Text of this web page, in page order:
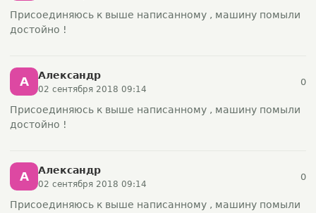
Присоединяюсь к выше написанному , машину помыли
достойно !
А Александр
02 сентября 2018 09:14
0
Присоединяюсь к выше написанному , машину помыли
достойно !
А Александр
02 сентября 2018 09:14
0
Присоединяюсь к выше написанному , машину помыли